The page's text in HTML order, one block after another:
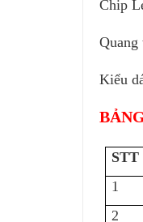
Chip
Quang
Kiểu
STT
1
2